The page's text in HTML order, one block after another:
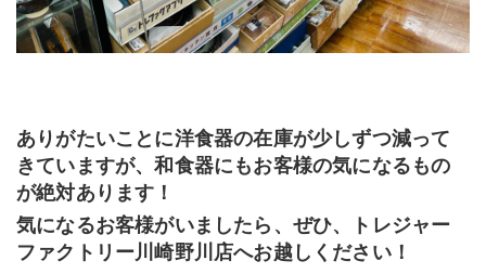
ありがたいことに洋食器の在庫が少しずつ減って
きていますが、和食器にもお客様の気になるもの
が絶対あります！
気になるお客様がいましたら、ぜひ、トレジャー
ファクトリー川崎野川店へお越しください！